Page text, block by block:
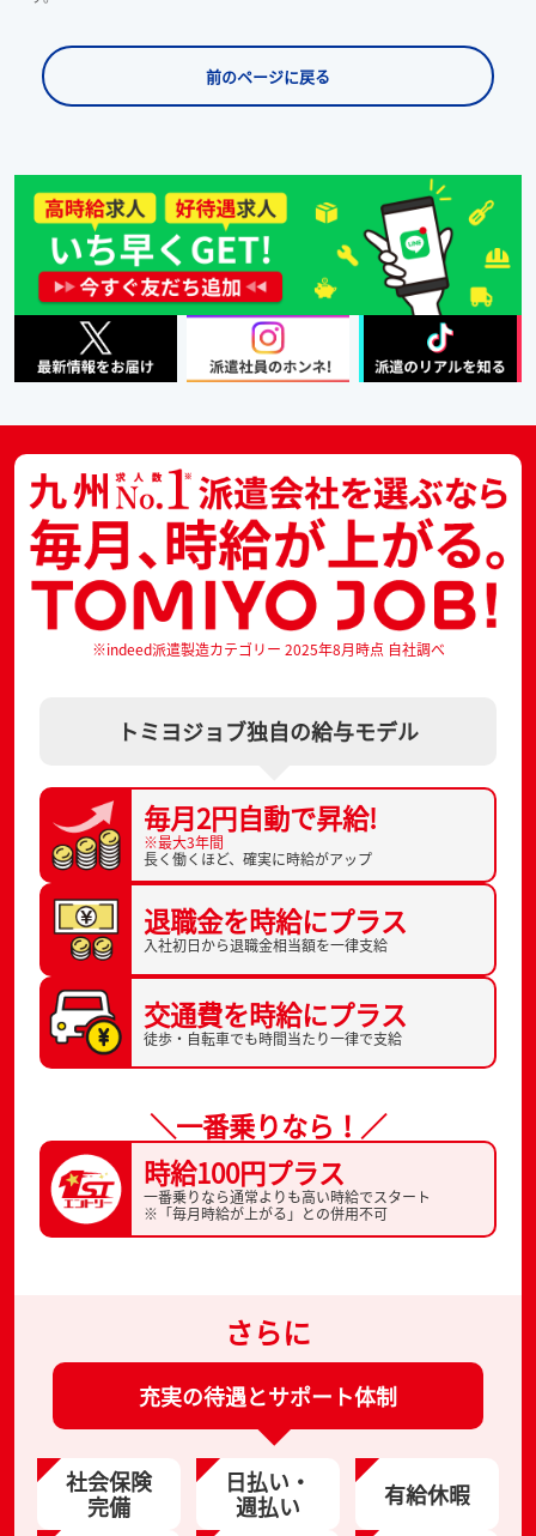
前のページに戻る
※indeed派遣製造カテゴリー 2025年8月時点 自社調べ
トミヨジョブ独自の給与モデル
毎月2円自動で昇給!
※最大3年間
長く働くほど、 確実に時給がアップ
退職金を時給にプラス
入社初日から退職金相当額を一律支給
交通費を時給にプラス
徒歩・自転車でも時間当たり一律で支給
＼一番乗りなら！／
時給100円プラス
一番乗りなら通常よりも高い時給でスタート
※「毎月時給が上がる」との併用不可
さらに
充実の待遇とサポート体制
社会保険
完備
日払い・
週払い 有給休暇